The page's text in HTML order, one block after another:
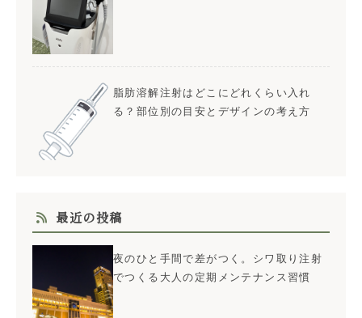
脂肪溶解注射はどこにどれくらい入れ
る？部位別の目安とデザインの考え方
最近の投稿
夜のひと手間で差がつく。シワ取り注射
でつくる大人の定期メンテナンス習慣